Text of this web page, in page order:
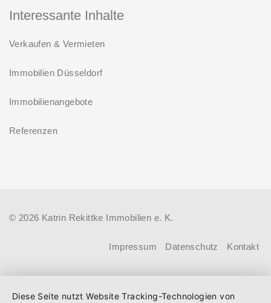
Fukushima 2012 hatte ähnliche
Auswirkungen auf die Nachfrage.
Interessante Inhalte
Verkaufen & Vermieten
Immobilien Düsseldorf
Immobilienangebote
Referenzen
© 2026 Katrin Rekittke Immobilien e. K.
Impressum Datenschutz Kontakt
Diese Seite nutzt Website Tracking-Technologien von